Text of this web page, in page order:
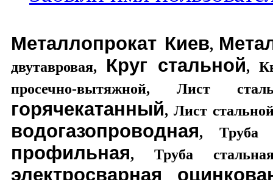
Металлопрокат Киев,
двутавровая, Круг стальной,
просечно-вытяжной, Лист
горячекатанный, Лист
водогазопроводная, Труба
профильная, Труба
электросварная